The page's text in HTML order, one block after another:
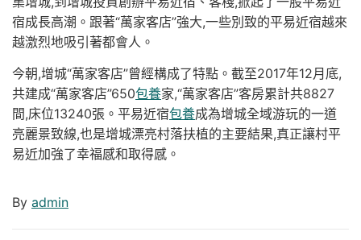
宿成長高潮。跟著“萬家客店”強大,一些別致的平易近宿越來
越激烈地吸引著都會人。
今朝,增城“萬家客店”曾經構成了特點。截至2017年12月底,
共建成“萬家客店”650包養家,“萬家客店”客房累計共8827
間,床位13240張。平易近宿包養成為增城全域游玩的一道
亮麗景致線,也是增城漂亮村落扶植的主要結果,真正讓村平
易近加強了幸福感和取得感。
By admin